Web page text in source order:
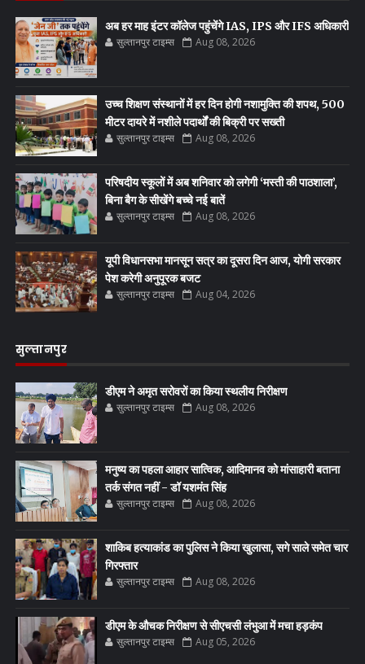
अब हर माह इंटर कॉलेज पहुंचेंगे IAS, IPS और IFS अधिकारी
सुल्तानपुर टाइम्स Aug 08, 2026
उच्च शिक्षण संस्थानों में हर दिन होगी नशामुक्ति की शपथ, 500
मीटर दायरे में नशीले पदार्थों की बिक्री पर सख्ती
सुल्तानपुर टाइम्स Aug 08, 2026
परिषदीय स्कूलों में अब शनिवार को लगेगी ‘मस्ती की पाठशाला’,
बिना बैग के सीखेंगे बच्चे नई बातें
सुल्तानपुर टाइम्स Aug 08, 2026
यूपी विधानसभा मानसून सत्र का दूसरा दिन आज, योगी सरकार
पेश करेगी अनुपूरक बजट
सुल्तानपुर टाइम्स Aug 04, 2026
सुल्तानपुर
डीएम ने अमृत सरोवरों का किया स्थलीय निरीक्षण
सुल्तानपुर टाइम्स Aug 08, 2026
मनुष्य का पहला आहार सात्विक, आदिमानव को मांसाहारी बताना
तर्क संगत नहीं - डॉ यशमंत सिंह
सुल्तानपुर टाइम्स Aug 08, 2026
शाकिब हत्याकांड का पुलिस ने किया खुलासा, सगे साले समेत चार
गिरफ्तार
सुल्तानपुर टाइम्स Aug 08, 2026
डीएम के औचक निरीक्षण से सीएचसी लंभुआ में मचा हड़कंप
सुल्तानपुर टाइम्स Aug 05, 2026